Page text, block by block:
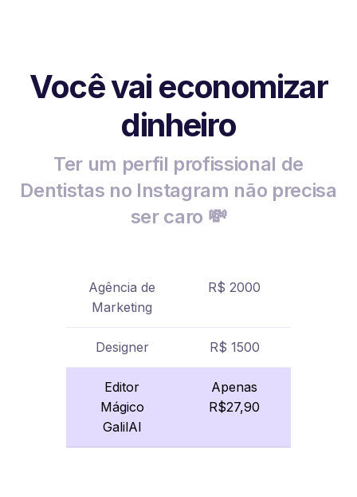
Você vai economizar
dinheiro
Ter um perfil profissional de
Dentistas no Instagram não precisa
ser caro 💸
Agência de
Marketing
R$ 2000
Designer R$ 1500
Editor
Mágico
GalilAI
Apenas
R$27,90